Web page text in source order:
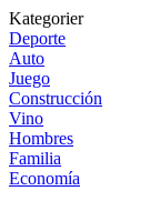
Kategorier
Deporte
Auto
Juego
Construcción
Vino
Hombres
Familia
Economía